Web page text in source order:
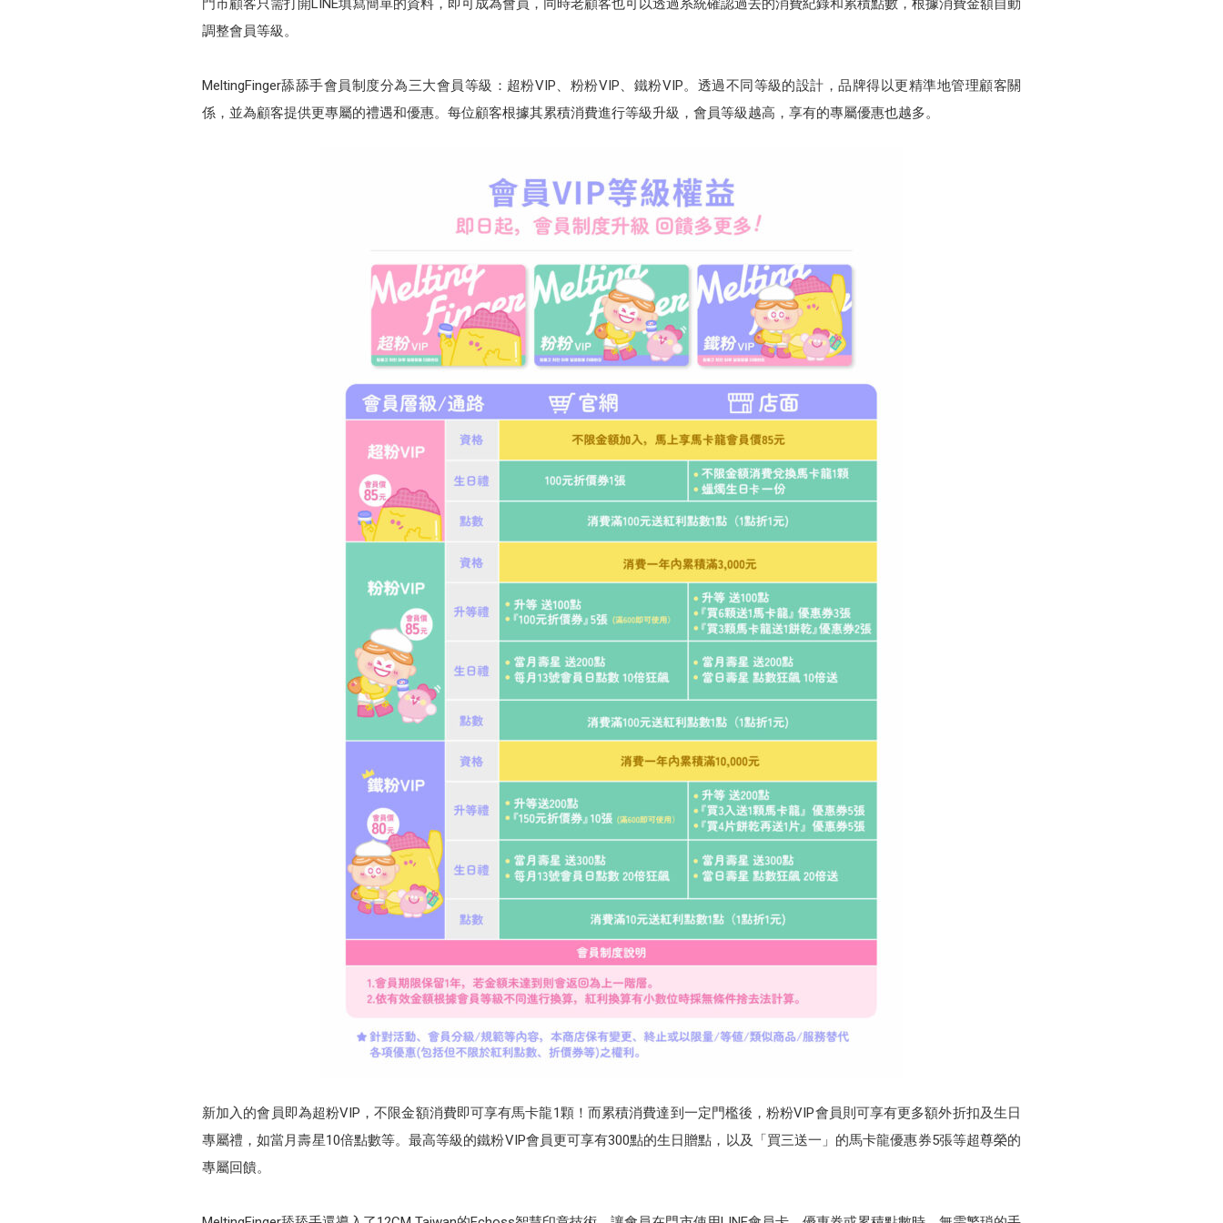
門市顧客只需打開LINE填寫簡單的資料，即可成為會員，同時老顧客也可以透過系統確認過去的消費紀錄和累積點數，根據消費金額自動
調整會員等級。
MeltingFinger舔舔手會員制度分為三大會員等級：超粉VIP、粉粉VIP、鐵粉VIP。透過不同等級的設計，品牌得以更精準地管理顧客關
係，並為顧客提供更專屬的禮遇和優惠。每位顧客根據其累積消費進行等級升級，會員等級越高，享有的專屬優惠也越多。
新加入的會員即為超粉VIP，不限金額消費即可享有馬卡龍1顆！而累積消費達到一定門檻後，粉粉VIP會員則可享有更多額外折扣及生日
專屬禮，如當月壽星10倍點數等。最高等級的鐵粉VIP會員更可享有300點的生日贈點，以及「買三送一」的馬卡龍優惠券5張等超尊榮的
專屬回饋。